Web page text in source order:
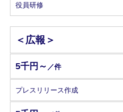
役員研修
＜広報＞
5千円～ ／件
プレスリリース作成